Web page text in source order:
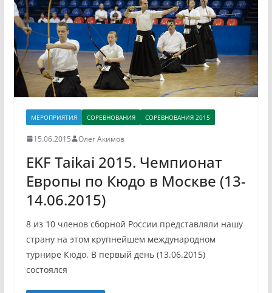
МЕРОПРИЯТИЯ СОРЕВНОВАНИЯ СОРЕВНОВАНИЯ 2015
15.06.2015 Олег Акимов
EKF Taikai 2015. Чемпионат
Европы по Кюдо в Москве (13-
14.06.2015)
8 из 10 членов сборной России представляли нашу
страну на этом крупнейшем международном
турнире Кюдо. В первый день (13.06.2015)
состоялся